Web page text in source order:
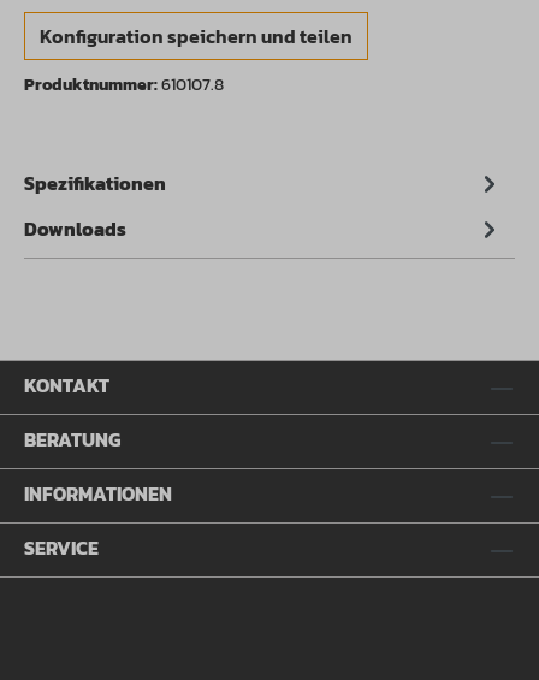
Konfiguration speichern und teilen
Produktnummer:610107.8
Spezifikationen
Downloads
KONTAKT
BERATUNG
INFORMATIONEN
SERVICE